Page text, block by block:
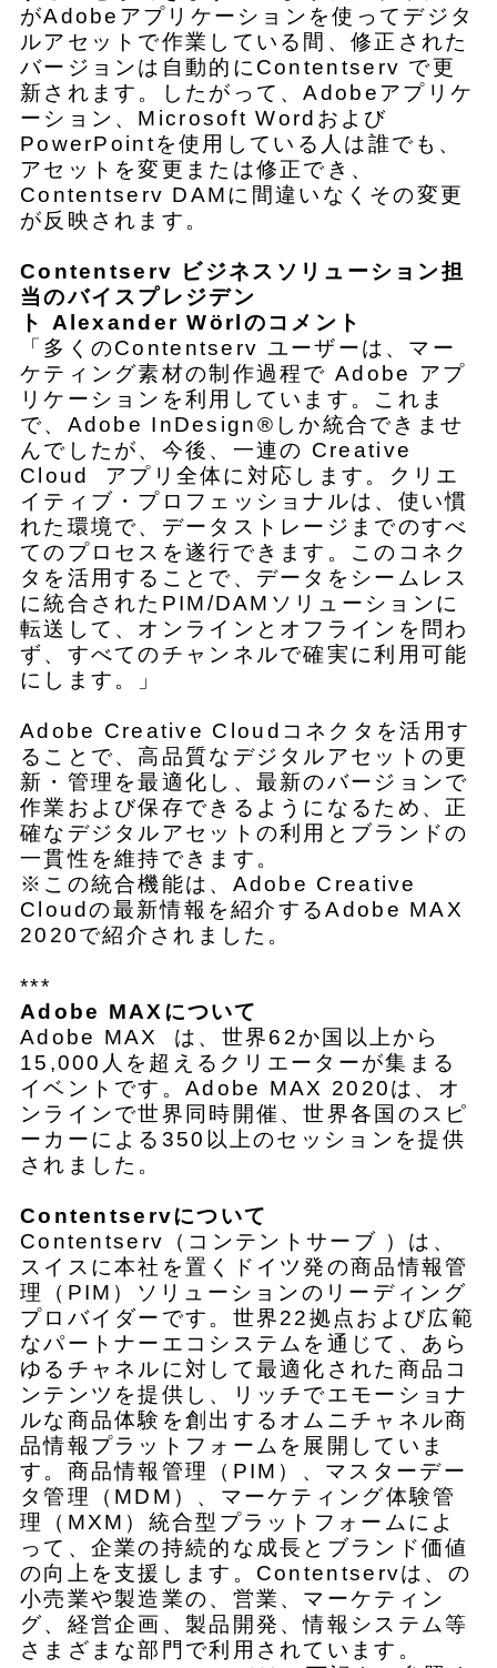
がAdobeアプリケーションを使ってデジタ
ルアセットで作業している間、修正された
バージョンは自動的にContentserv で更
新されます。したがって、Adobeアプリケ
ーション、Microsoft Wordおよび
PowerPointを使用している人は誰でも、
アセットを変更または修正でき、
Contentserv DAMに間違いなくその変更
が反映されます。
Contentserv ビジネスソリューション担
当のバイスプレジデン
ト Alexander Wörlのコメント
「多くのContentserv ユーザーは、マー
ケティング素材の制作過程で Adobe アプ
リケーションを利用しています。これま
で、Adobe InDesign®しか統合できませ
んでしたが、今後、一連の Creative
Cloud アプリ全体に対応します。クリエ
イティブ・プロフェッショナルは、使い慣
れた環境で、データストレージまでのすべ
てのプロセスを遂行できます。このコネク
タを活用することで、データをシームレス
に統合されたPIM/DAMソリューションに
転送して、オンラインとオフラインを問わ
ず、すべてのチャンネルで確実に利用可能
にします。」
Adobe Creative Cloudコネクタを活用す
ることで、高品質なデジタルアセットの更
新・管理を最適化し、最新のバージョンで
作業および保存できるようになるため、正
確なデジタルアセットの利用とブランドの
一貫性を維持できます。
※この統合機能は、Adobe Creative
Cloudの最新情報を紹介するAdobe MAX
2020で紹介されました。
***
Adobe MAXについて
Adobe MAX は、世界62か国以上から
15,000人を超えるクリエーターが集まる
イベントです。Adobe MAX 2020は、オ
ンラインで世界同時開催、世界各国のスピ
ーカーによる350以上のセッションを提供
されました。
Contentservについて
Contentserv（コンテントサーブ ）は、
スイスに本社を置くドイツ発の商品情報管
理（PIM）ソリューションのリーディング
プロバイダーです。世界22拠点および広範
なパートナーエコシステムを通じて、あら
ゆるチャネルに対して最適化された商品コ
ンテンツを提供し、リッチでエモーショナ
ルな商品体験を創出するオムニチャネル商
品情報プラットフォームを展開していま
す。商品情報管理（PIM）、マスターデー
タ管理（MDM）、マーケティング体験管
理（MXM）統合型プラットフォームによ
って、企業の持続的な成長とブランド価値
の向上を支援します。Contentservは、の
小売業や製造業の、営業、マーケティン
グ、経営企画、製品開発、情報システム等
さまざまな部門で利用されています。